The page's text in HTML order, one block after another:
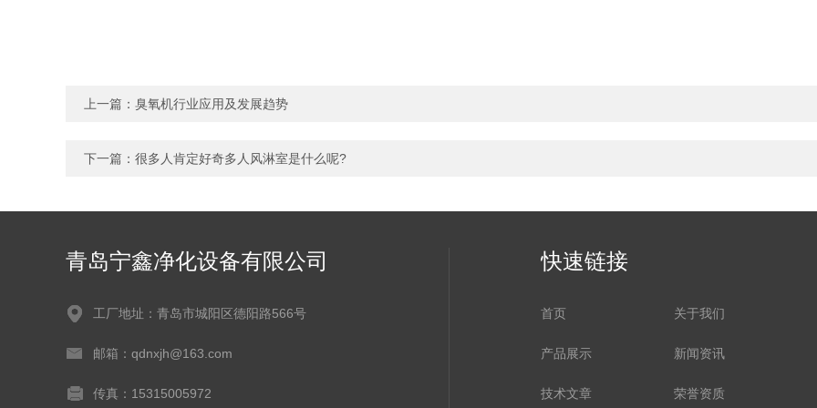
上一篇： 臭氧机行业应用及发展趋势
下一篇： 很多人肯定好奇多人风淋室是什么呢?
青岛宁鑫净化设备有限公司
工厂地址：青岛市城阳区德阳路566号
邮箱：qdnxjh@163.com
传真：15315005972
快速链接
首页 关于我们
产品展示 新闻资讯
技术文章 荣誉资质